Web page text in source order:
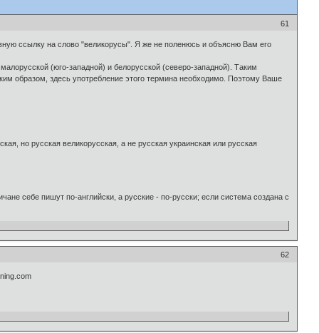
61
ссылку на слово "великорусы". Я же не поленюсь и объясню Вам его
(юго-западной) и белорусской (северо-западной). Таким
образом, здесь употребление этого термина необходимо. Поэтому Ваше
но русская великорусская, а не русская украинская или русская
себе пишут по-английски, а русские - по-русски; если система создана с
62